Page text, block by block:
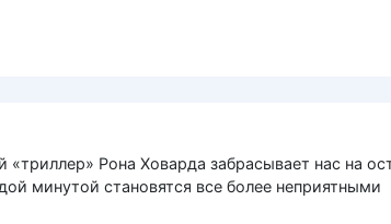
Рона Ховарда забрасывает нас на
минутой становятся все более неприятными